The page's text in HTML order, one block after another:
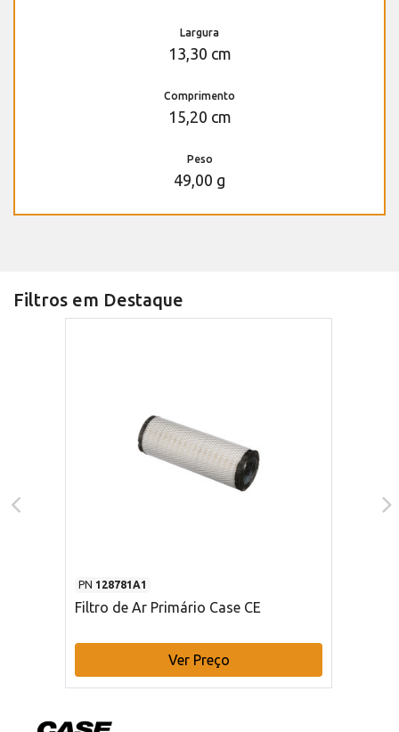
Largura
13,30 cm
Comprimento
15,20 cm
Peso
49,00 g
Filtros em Destaque
PN 128781A1
Filtro de Ar Primário Case CE
Ver Preço